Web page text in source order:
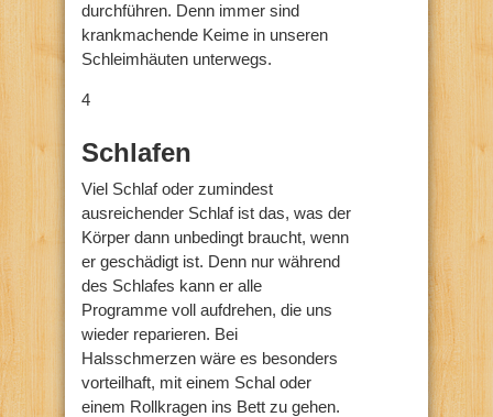
durchführen. Denn immer sind
krankmachende Keime in unseren
Schleimhäuten unterwegs.
4
Schlafen
Viel Schlaf oder zumindest
ausreichender Schlaf ist das, was der
Körper dann unbedingt braucht, wenn
er geschädigt ist. Denn nur während
des Schlafes kann er alle
Programme voll aufdrehen, die uns
wieder reparieren. Bei
Halsschmerzen wäre es besonders
vorteilhaft, mit einem Schal oder
einem Rollkragen ins Bett zu gehen.